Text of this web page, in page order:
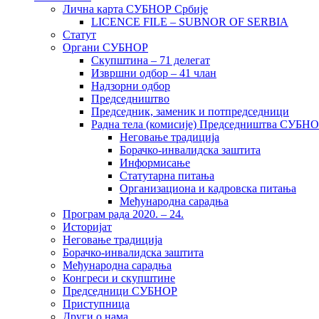
Лична карта СУБНОР Србије
LICENCE FILE – SUBNOR OF SERBIA
Статут
Органи СУБНОР
Скупштина – 71 делегат
Извршни одбор – 41 члан
Надзорни одбор
Председништво
Председник, заменик и потпредседници
Радна тела (комисије) Председништва
Неговање традиција
Борачко-инвалидска заштита
Информисање
Статутарна питања
Организациона и кадровска питања
Међународна сарадња
Програм рада 2020. – 24.
Историјат
Неговање традиција
Борачко-инвалидска заштита
Међународна сарадња
Конгреси и скупштине
Председници СУБНОР
Приступница